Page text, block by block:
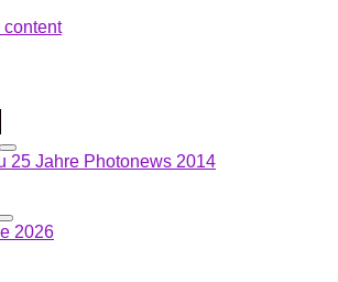
content
25 Jahre Photonews 2014
2026